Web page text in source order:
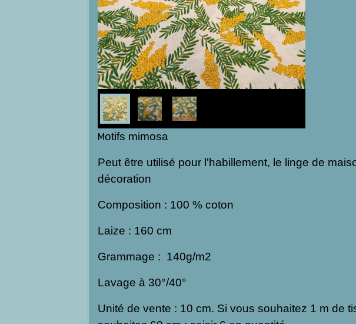
Motifs mimosa
Peut être utilisé pour l'habillement, le linge de
décoration
Composition : 100 % coton
Laize : 160 cm
Grammage : 140g/m2
Lavage à 30°/40°
Unité de vente : 10 cm. Si vous souhaitez 1 m de